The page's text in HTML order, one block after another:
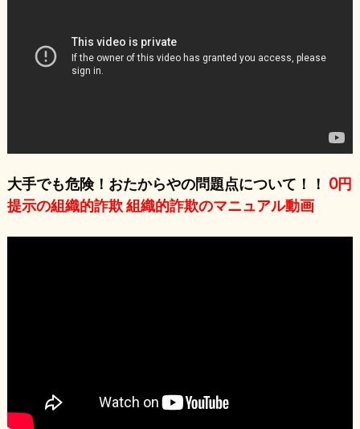
大手でも危険！おたからやの問題点について！！ 0円
提示の組織的詐欺 組織的詐欺のマニュアル動画